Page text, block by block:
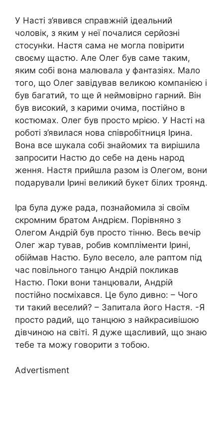
У Насті з’явився справжній ідеальний
чоловік, з яким у неї почалися серйозні
стосунkи. Настя сама не могла повірити
своєму щастю. Але Олег був саме таким,
яким собі вона малювала у фантазіях. Мало
того, що Олег завідував великою компанією і
був багатий, то ще й неймовірно гарний. Він
був високий, з карими очима, постійно в
костюмах. Олег був просто мрією. У Насті на
роботі з’явилася нова співробітниця Ірина.
Вона все шукала собі знайомих та вирішила
запросити Настю до себе на день народ
ження. Настя прийшла разом із Олегом, вони
подарували Ірині великий букет білих троянд.
Іра була дуже рада, познайомила зі своїм
скромним братом Андрієм. Порівняно з
Олегом Андрій був просто тінню. Весь вечір
Олег жар тував, робив компліменти Ірині,
обіймав Настю. Було весело, але раптом під
час повільного танцю Андрій покликав
Настю. Поки вони танцювали, Андрій
постійно посміхався. Це було дивно: – Чого
ти такий веселий? – Запитала його Настя. -Я
просто радий, що танцюю з найкрасивішою
дівчиною на світі. Я дуже щасливий, що знаю
тебе та можу говорити з тобою.
Advertisment